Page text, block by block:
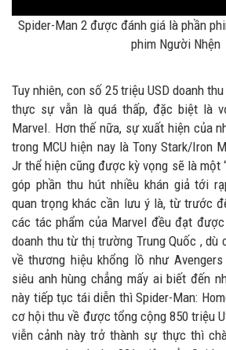
Spider-Man 2 được đánh giá là phần
phim Người Nhện
Tuy nhiên, con số 25 triệu USD doanh
thực sự vẫn là quá thấp, đặc biệt là
Marvel. Hơn thế nữa, sự xuất hiện của
trong MCU hiện nay là Tony Stark/Iron
Jr thể hiện cũng được kỳ vọng sẽ là một
góp phần thu hút nhiều khán giả tới
quan trọng khác cần lưu ý là, từ trước
các tác phẩm của Marvel đều đạt
doanh thu từ thị trường Trung Quốc , dù
về thương hiệu khổng lồ như
siêu anh hùng chẳng mấy ai biết đến
này tiếp tục tái diễn thì Spider-Man:
cơ hội thu về được tổng cộng 850 triệu
viễn cảnh này trở thành sự thực thì